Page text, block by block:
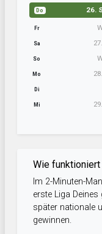
Do 26.
Fr
Sa
So
Mo
Di
Mi
Wie
Im 2-Minuten-
erste Liga
später nationale
gewinnen.